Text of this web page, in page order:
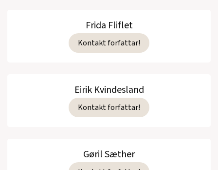
Frida Fliflet
Kontakt forfattar!
Eirik Kvindesland
Kontakt forfattar!
Gøril Sæther